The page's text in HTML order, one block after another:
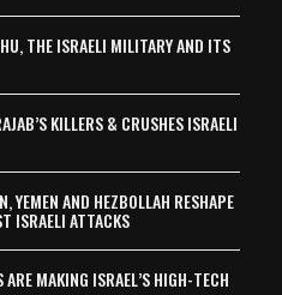
THE ISRAELI MILITARY AND ITS
KILLERS & CRUSHES ISRAELI
YEMEN AND HEZBOLLAH RESHAPE
ISRAELI ATTACKS
ARE MAKING ISRAEL’S HIGH-TECH